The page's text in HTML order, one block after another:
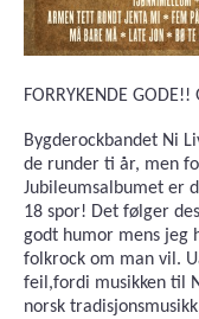
FORRYKENDE GODE!!
Bygderockbandet Ni
de runder ti år, men
Jubileumsalbumet er
18 spor! Det følger
godt humor mens jeg
folkrock om man vil.
feil,fordi musikken til
norsk